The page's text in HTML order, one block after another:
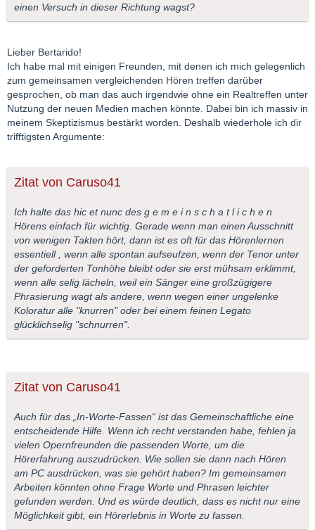
einen Versuch in dieser Richtung wagst?
Lieber Bertarido!
Ich habe mal mit einigen Freunden, mit denen ich mich gelegenlich
zum gemeinsamen vergleichenden Hören treffen darüber
gesprochen, ob man das auch irgendwie ohne ein Realtreffen unter
Nutzung der neuen Medien machen könnte. Dabei bin ich massiv in
meinem Skeptizismus bestärkt worden. Deshalb wiederhole ich dir
trifftigsten Argumente:
Zitat von Caruso41
Ich halte das hic et nunc des g e m e i n s c h a t l i c h e n
Hörens einfach für wichtig. Gerade wenn man einen Ausschnitt
von wenigen Takten hört, dann ist es oft für das Hörenlernen
essentiell , wenn alle spontan aufseufzen, wenn der Tenor unter
der geforderten Tonhöhe bleibt oder sie erst mühsam erklimmt,
wenn alle selig lächeln, weil ein Sänger eine großzügigere
Phrasierung wagt als andere, wenn wegen einer ungelenke
Koloratur alle "knurren" oder bei einem feinen Legato
glücklichselig "schnurren".
Zitat von Caruso41
Auch für das „In-Worte-Fassen“ ist das Gemeinschaftliche eine
entscheidende Hilfe. Wenn ich recht verstanden habe, fehlen ja
vielen Opernfreunden die passenden Worte, um die
Hörerfahrung auszudrücken. Wie sollen sie dann nach Hören
am PC ausdrücken, was sie gehört haben? Im gemeinsamen
Arbeiten könnten ohne Frage Worte und Phrasen leichter
gefunden werden. Und es würde deutlich, dass es nicht nur eine
Möglichkeit gibt, ein Hörerlebnis in Worte zu fassen.